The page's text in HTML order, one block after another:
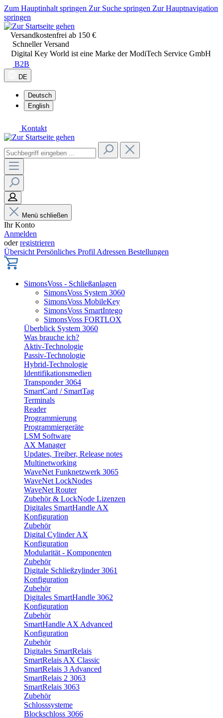
Zum Hauptinhalt springen Zur Suche springen Zur Hauptnavigation
springen
Versandkostenfrei ab 150 €
Schneller Versand
Digital Key World ist eine Marke der ModiTech Service GmbH
B2B
DE
Deutsch
English
Kontakt
Menü schließen
Ihr Konto
Anmelden
oderregistrieren
Übersicht Persönliches Profil Adressen Bestellungen
SimonsVoss - Schließanlagen
SimonsVoss System 3060
SimonsVoss MobileKey
SimonsVoss SmartIntego
SimonsVoss FORTLOX
Überblick System 3060
Was brauche ich?
Aktiv-Technologie
Passiv-Technologie
Hybrid-Technologie
Identifikationsmedien
Transponder 3064
SmartCard / SmartTag
Terminals
Reader
Programmierung
Programmiergeräte
LSM Software
AX Manager
Updates, Treiber, Release notes
Multinetworking
WaveNet Funknetzwerk 3065
WaveNet LockNodes
WaveNet Router
Zubehör & LockNode Lizenzen
Digitales SmartHandle AX
Konfiguration
Zubehör
Digital Cylinder AX
Konfiguration
Modularität - Komponenten
Zubehör
Digitale Schließzylinder 3061
Konfiguration
Zubehör
Digitales SmartHandle 3062
Konfiguration
Zubehör
SmartHandle AX Advanced
Konfiguration
Zubehör
Digitales SmartRelais
SmartRelais AX Classic
SmartRelais 3 Advanced
SmartRelais 2 3063
SmartRelais 3063
Zubehör
Schlosssysteme
Blockschloss 3066